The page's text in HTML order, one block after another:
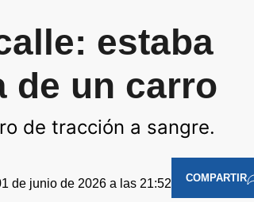
estaba
de un carro
de tracción a sangre.
de junio de 2026 a las 21:52 COMPARTIR